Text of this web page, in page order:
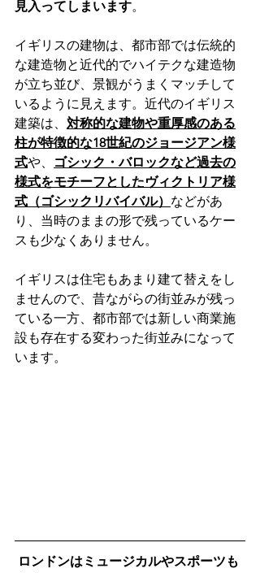
見入ってしまいます。
イギリスの建物は、都市部では伝統的
な建造物と近代的でハイテクな建造物
が立ち並び、景観がうまくマッチして
いるように見えます。近代のイギリス
建築は、 対称的な建物や重厚感のある
柱が特徴的な18世紀のジョージアン様
式や、
ゴシック・バロックなど過去の
様式をモチーフとしたヴィクトリア様
式（ゴシックリバイバル） などがあ
り、当時のままの形で残っているケー
スも少なくありません。
イギリスは住宅もあまり建て替えをし
ませんので、昔ながらの街並みが残っ
ている一方、都市部では新しい商業施
設も存在する変わった街並みになって
います。